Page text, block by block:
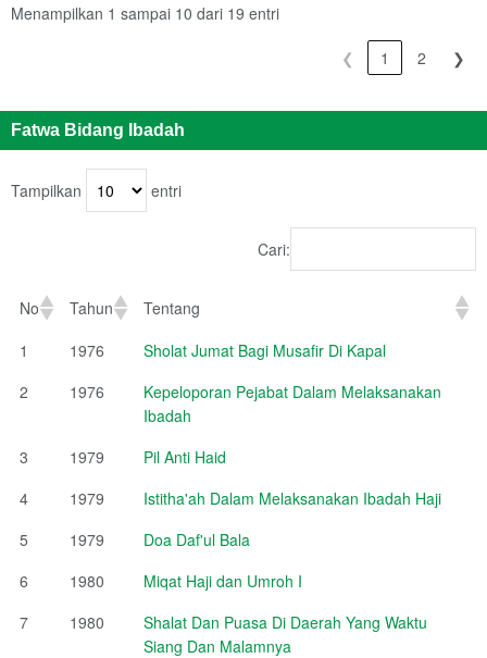
Menampilkan 1 sampai 10 dari 19 entri
❮ 1 2 ❯
Fatwa Bidang Ibadah
Tampilkan entri
Cari:
No Tahun
Tentang
No
Tahun Tentang
1 1976
Sholat Jumat Bagi Musafir Di Kapal
2
1976
Kepeloporan Pejabat Dalam Melaksanakan
Ibadah
3
1979
Pil Anti Haid
4
1979
Istitha'ah Dalam Melaksanakan Ibadah Haji
5
1979
Doa Daf'ul Bala
6
1980
Miqat Haji dan Umroh I
7
1980
Shalat Dan Puasa Di Daerah Yang Waktu
Siang Dan Malamnya